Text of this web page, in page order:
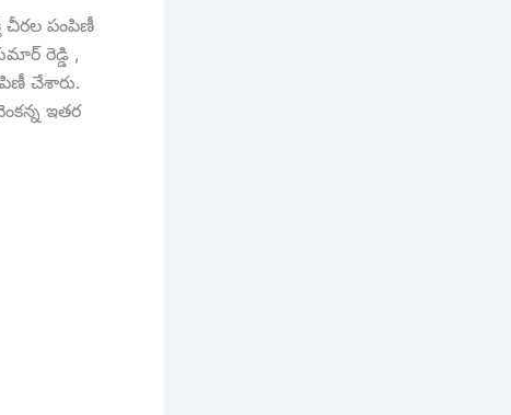
చీరల పంపిణీ
రెడ్డి ,
చేశారు.
ఇతర